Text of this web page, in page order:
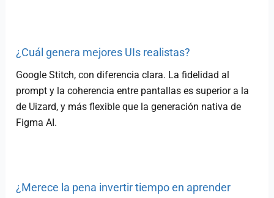
¿Cuál genera mejores UIs realistas?
Google Stitch, con diferencia clara. La fidelidad al
prompt y la coherencia entre pantallas es superior a la
de Uizard, y más flexible que la generación nativa de
Figma AI.
¿Merece la pena invertir tiempo en aprender